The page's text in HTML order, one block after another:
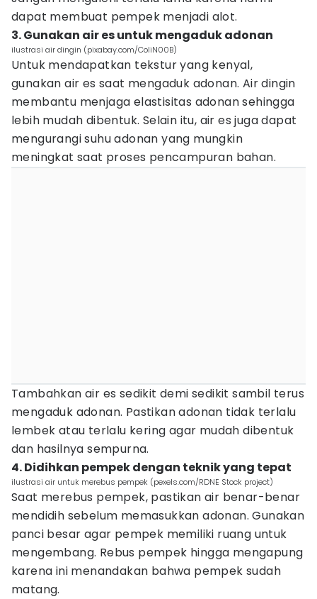
dapat membuat pempek menjadi alot.
3. Gunakan air es untuk mengaduk adonan
ilustrasi air dingin (pixabay.com/ColiN00B)
Untuk mendapatkan tekstur yang kenyal,
gunakan air es saat mengaduk adonan. Air dingin
membantu menjaga elastisitas adonan sehingga
lebih mudah dibentuk. Selain itu, air es juga dapat
mengurangi suhu adonan yang mungkin
meningkat saat proses pencampuran bahan.
Tambahkan air es sedikit demi sedikit sambil terus
mengaduk adonan. Pastikan adonan tidak terlalu
lembek atau terlalu kering agar mudah dibentuk
dan hasilnya sempurna.
4. Didihkan pempek dengan teknik yang tepat
ilustrasi air untuk merebus pempek (pexels.com/RDNE Stock project)
Saat merebus pempek, pastikan air benar-benar
mendidih sebelum memasukkan adonan. Gunakan
panci besar agar pempek memiliki ruang untuk
mengembang. Rebus pempek hingga mengapung
karena ini menandakan bahwa pempek sudah
matang.